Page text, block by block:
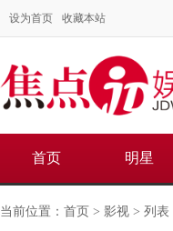
设为首页 收藏本站
首页 明星
当前位置： 首页 > 影视 > 列表